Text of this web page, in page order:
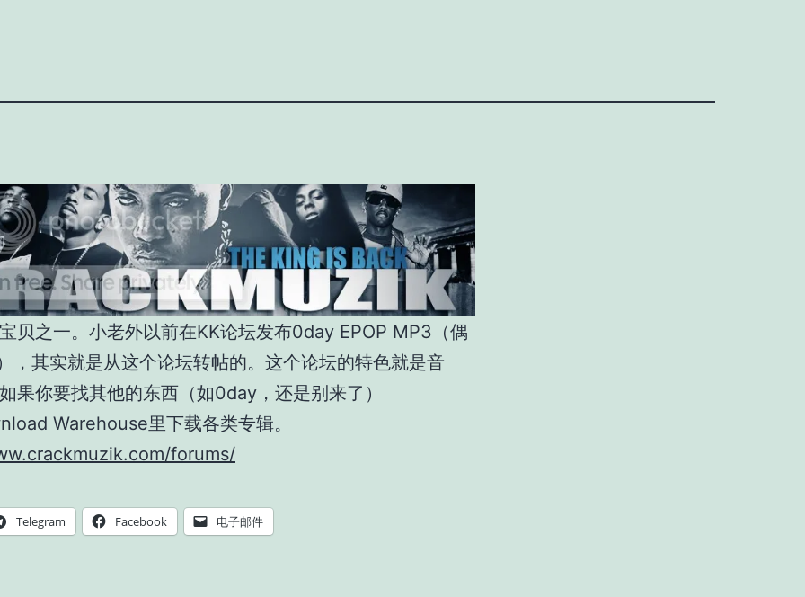
贝之一。小老外以前在KK论坛发布0day EPOP MP3（偶
，其实就是从这个论坛转帖的。这个论坛的特色就是音
果你要找其他的东西（如0day，还是别来了）
Warehouse里下载各类专辑。
forums/
Telegram Facebook 电子邮件